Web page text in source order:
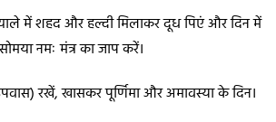
में शहद और हल्दी मिलाकर दूध पिएं और दिन में
नमः मंत्र का जाप करें।
रखें, खासकर पूर्णिमा और अमावस्या के दिन।